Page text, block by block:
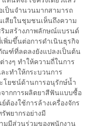
ป็นจำนวนมากสามารถ
สียในชุมชนเห็นถึงความ
ริมสร้างภาพลักษณ์แบรนด์
พิ่มขึ้นต่อการดำเนินธุรกิจ
ณฑ์ที่ลดลงยังแปลงเป็นต้น
งๆ ทำให้ความถี่ในการ
ะทำให้กระบวนการ
ะโยชน์ด้านการอนุรักษ์น้ำ
ากการผลิตยาสีฟันแบบซื้อ
องใช้การล้างเครื่องจักร
พยากรอย่างมี
มมีส่วนร่วมของพนักงาน